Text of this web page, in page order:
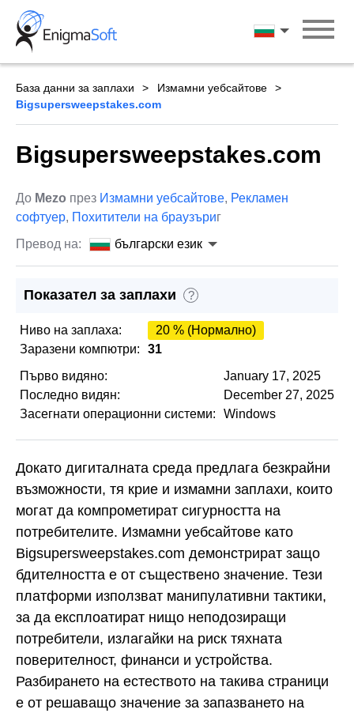
Skip
content
български
База данни за заплахи
Измамни уебсайтове
Bigsupersweepstakes.com
Bigsupersweepstakes.com
До Mezo през Измамни уебсайтове, Рекламен
софтуер, Похитители на браузъриг
Превод на:
български език
Показател за заплахи ?
Ниво на заплаха:
20 % (Нормално)
Заразени компютри:
31
Първо видяно:
January 17, 2025
Последно видян:
December 27, 2025
Засегнати операционни системи:
Windows
Докато дигиталната среда предлага безкрайни
възможности, тя крие и измамни заплахи, които
могат да компрометират сигурността на
потребителите. Измамни уебсайтове като
Bigsupersweepstakes.com демонстрират защо
бдителността е от съществено значение. Тези
платформи използват манипулативни тактики,
за да експлоатират нищо неподозиращи
потребители, излагайки на риск тяхната
поверителност, финанси и устройства.
Разбирането на естеството на такива страници
е от решаващо значение за запазването на